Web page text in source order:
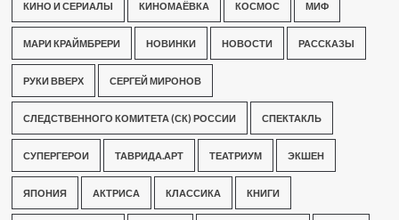
КИНО И СЕРИАЛЫ КИНОМАЁВКА КОСМОС МИФ
МАРИ КРАЙМБРЕРИ НОВИНКИ НОВОСТИ РАССКАЗЫ
РУКИ ВВЕРХ СЕРГЕЙ МИРОНОВ
СЛЕДСТВЕННОГО КОМИТЕТА (СК) РОССИИ СПЕКТАКЛЬ
СУПЕРГЕРОИ ТАВРИДА.АРТ ТЕАТРИУМ ЭКШЕН
ЯПОНИЯ АКТРИСА КЛАССИКА КНИГИ